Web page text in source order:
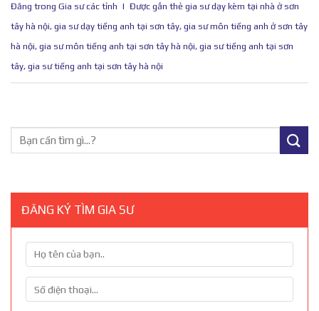
Đăng trong Gia sư các tỉnh | Được gắn thẻ gia sư dạy kèm tại nhà ở sơn
tây hà nội, gia sư dạy tiếng anh tại sơn tây, gia sư môn tiếng anh ở sơn tây
hà nội, gia sư môn tiếng anh tại sơn tây hà nội, gia sư tiếng anh tại sơn
tây, gia sư tiếng anh tại sơn tây hà nội
ĐĂNG KÝ TÌM GIA SƯ